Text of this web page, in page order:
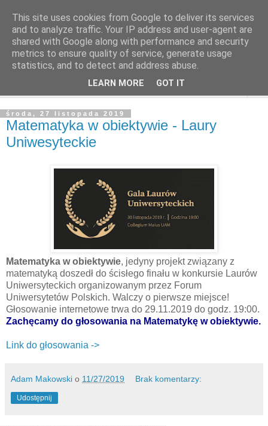
środa, 27 listopada 2019
Matematyka w obiektywie - Laury
Uniwesyteckie
Matematyka w obiektywie, jedyny projekt związany z
matematyką doszedł do ścisłego finału w konkursie Laurów
Uniwersyteckich organizowanym przez Forum
Uniwersytetów Polskich. Walczy o pierwsze miejsce!
Głosowanie internetowe trwa do 29.11.2019 do godz. 19:00.
Zachęcamy do głosowania na Matematykę w obiektywie.
Link do głosowania ->
Adam Makowski o 11/27/2019 Brak komentarzy:
Udostępnij
This site uses cookies from Google to deliver its services
and to analyze traffic. Your IP address and user-agent are
shared with Google along with performance and security
metrics to ensure quality of service, generate usage
statistics, and to detect and address abuse.
LEARN MORE GOT IT